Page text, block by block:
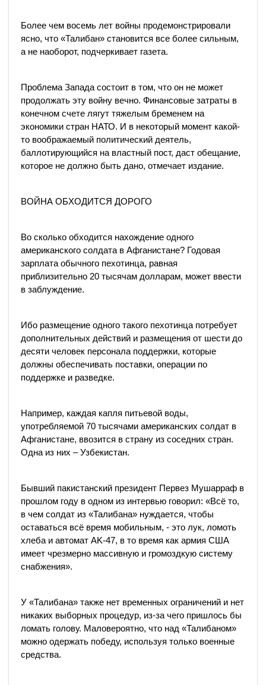
Более чем восемь лет войны продемонстрировали
ясно, что «Талибан» становится все более сильным,
а не наоборот, подчеркивает газета.
Проблема Запада состоит в том, что он не может
продолжать эту войну вечно. Финансовые затраты в
конечном счете лягут тяжелым бременем на
экономики стран НАТО. И в некоторый момент какой-
то воображаемый политический деятель,
баллотирующийся на властный пост, даст обещание,
которое не должно быть дано, отмечает издание.
ВОЙНА ОБХОДИТСЯ ДОРОГО
Во сколько обходится нахождение одного
американского солдата в Афганистане? Годовая
зарплата обычного пехотинца, равная
приблизительно 20 тысячам долларам, может ввести
в заблуждение.
Ибо размещение одного такого пехотинца потребует
дополнительных действий и размещения от шести до
десяти человек персонала поддержки, которые
должны обеспечивать поставки, операции по
поддержке и разведке.
Например, каждая капля питьевой воды,
употребляемой 70 тысячами американских солдат в
Афганистане, ввозится в страну из соседних стран.
Одна из них – Узбекистан.
Бывший пакистанский президент Первез Мушарраф в
прошлом году в одном из интервью говорил: «Всё то,
в чем cолдат из «Талибана» нуждается, чтобы
оставаться всё время мобильным, - это лук, ломоть
хлеба и автомат AK-47, в то время как армия США
имеет чрезмерно массивную и громоздкую систему
снабжения».
У «Талибана» также нет временных ограничений и нет
никаких выборных процедур, из-за чего пришлось бы
ломать голову. Маловероятно, что над «Талибаном»
можно одержать победу, используя только военные
средства.